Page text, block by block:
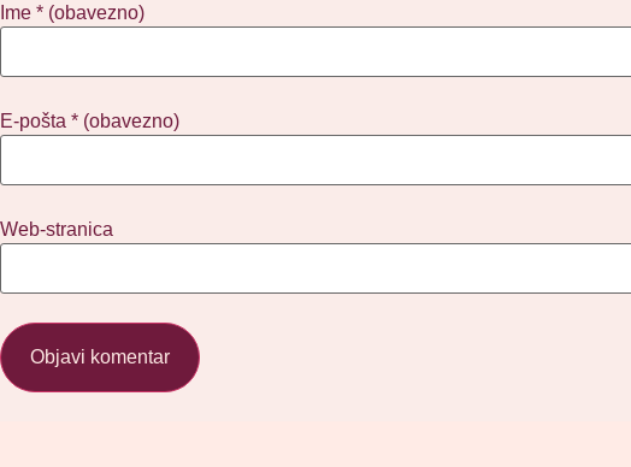
Ime * (obavezno)
E-pošta * (obavezno)
Web-stranica